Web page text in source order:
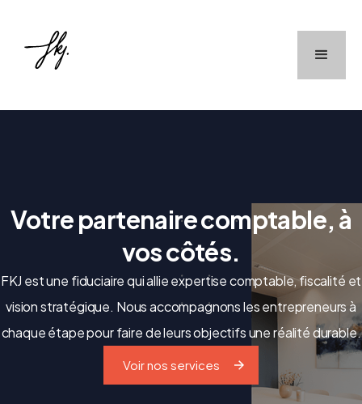
Votre partenaire comptable, à
vos côtés.
FKJ est une fiduciaire qui allie expertise comptable, fiscalité et
vision stratégique. Nous accompagnons les entrepreneurs à
chaque étape pour faire de leurs objectifs une réalité durable.
Voir nos services